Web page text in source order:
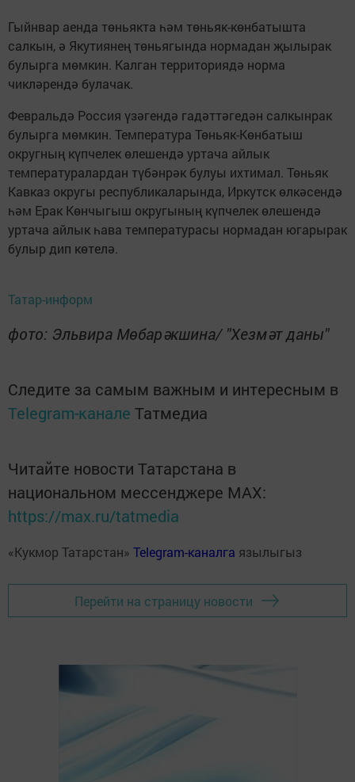
Гыйнвар аенда төньякта һәм төньяк-көнбатышта
салкын, ә Якутиянең төньягында нормадан җылырак
булырга мөмкин. Калган территориядә норма
чикләрендә булачак.
Февральдә Россия үзәгендә гадәттәгедән салкынрак
булырга мөмкин. Температура Төньяк-Көнбатыш
округның күпчелек өлешендә уртача айлык
температуралардан түбәнрәк булуы ихтимал. Төньяк
Кавказ округы республикаларында, Иркутск өлкәсендә
һәм Ерак Көнчыгыш округының күпчелек өлешендә
уртача айлык һава температурасы нормадан югарырак
булыр дип көтелә.
Татар-информ
фото: Эльвира Мөбарәкшина/ "Хезмәт даны"
Следите за самым важным и интересным в
Telegram-канале Татмедиа
Читайте новости Татарстана в
национальном мессенджере MАХ:
https://max.ru/tatmedia
«Кукмор Татарстан» Telegram-каналга язылыгыз
Перейти на страницу новости